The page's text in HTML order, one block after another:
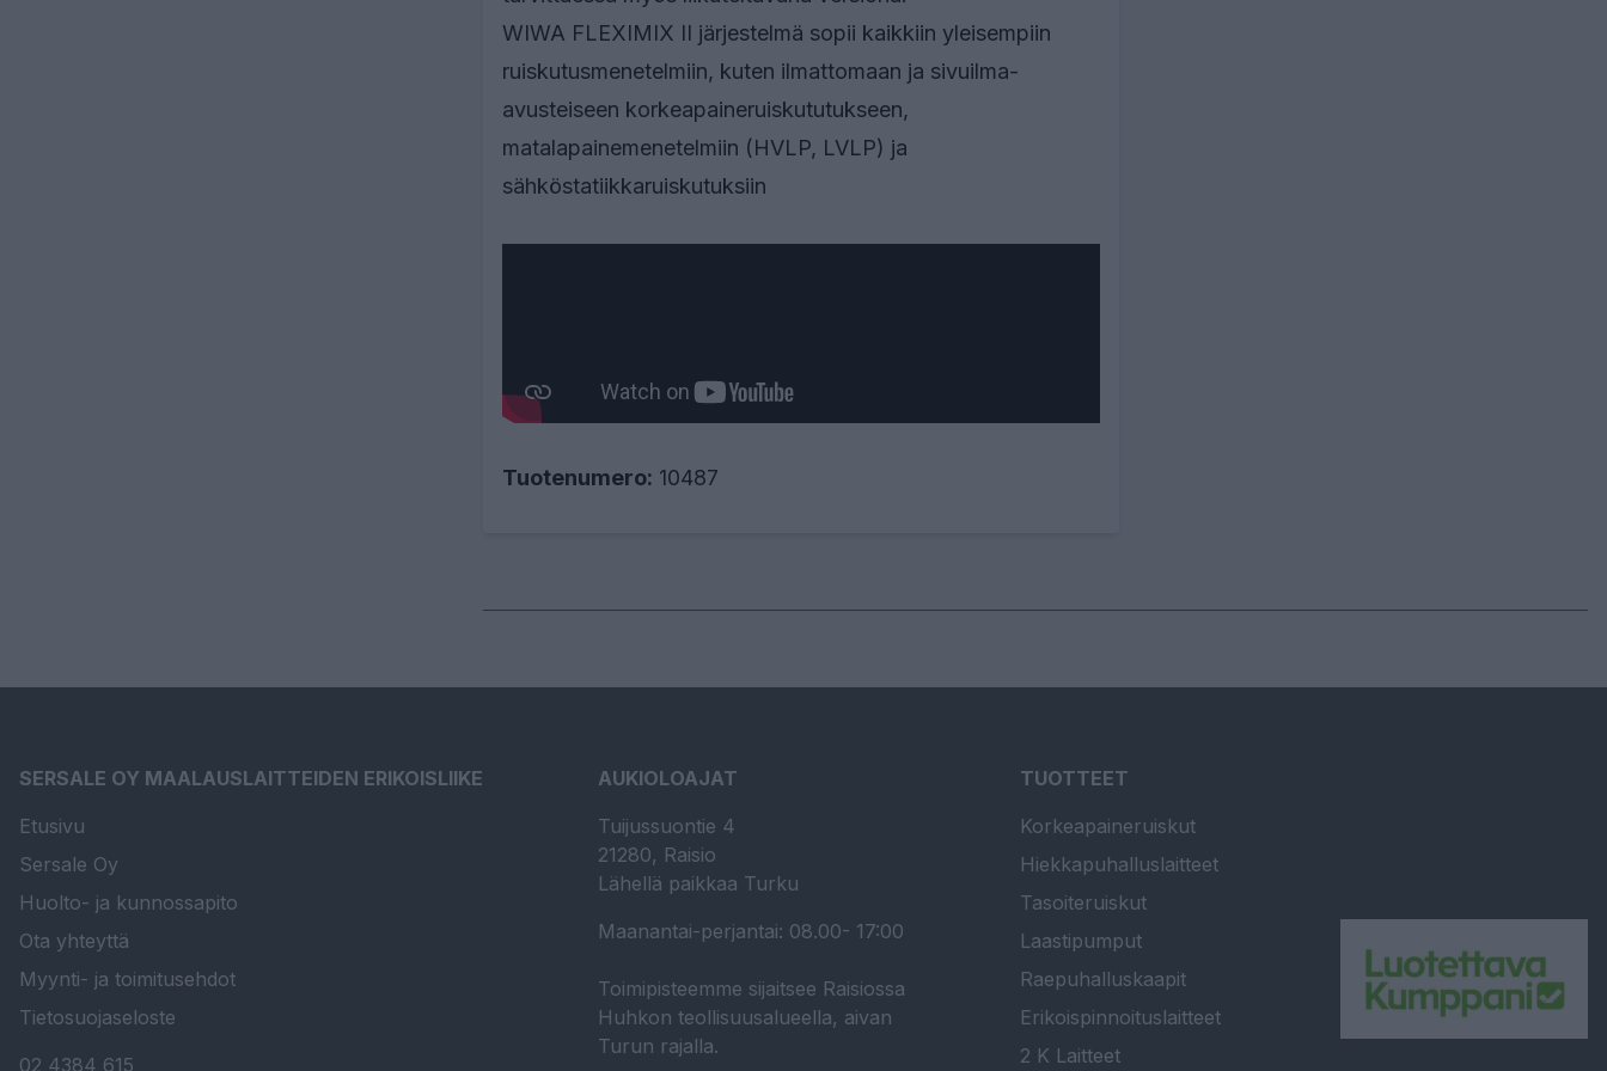
WIWA FLEXIMIX II järjestelmä sopii kaikkiin yleisempiin
ruiskutusmenetelmiin, kuten ilmattomaan ja sivuilma-
avusteiseen korkeapaineruiskututukseen,
matalapainemenetelmiin (HVLP, LVLP) ja
sähköstatiikkaruiskutuksiin
Tuotenumero: 10487
SERSALE OY MAALAUSLAITTEIDEN ERIKOISLIIKE
Etusivu
Sersale Oy
Huolto- ja kunnossapito
Ota yhteyttä
Myynti- ja toimitusehdot
Tietosuojaseloste
02 4384 615
AUKIOLOAJAT
Tuijussuontie 4
21280, Raisio
Lähellä paikkaa Turku
Maanantai-perjantai: 08.00- 17:00
Toimipisteemme sijaitsee Raisiossa
Huhkon teollisuusalueella, aivan
Turun rajalla.
TUOTTEET
Korkeapaineruiskut
Hiekkapuhalluslaitteet
Tasoiteruiskut
Laastipumput
Raepuhalluskaapit
Erikoispinnoituslaitteet
2 K Laitteet